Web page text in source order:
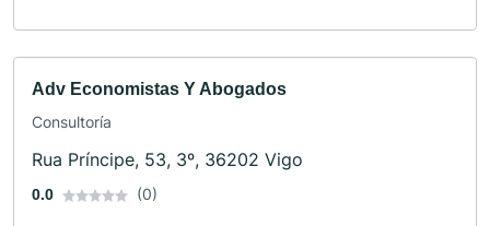
Adv Economistas Y Abogados
Consultoría
Rua Príncipe, 53, 3º, 36202 Vigo
0.0 (0)